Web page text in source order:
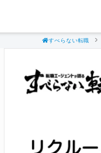
すべらない転職